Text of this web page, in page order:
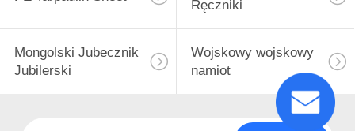
Ręczniki
Mongolski Jubecznik
Jubilerski
Wojskowy wojskowy
namiot